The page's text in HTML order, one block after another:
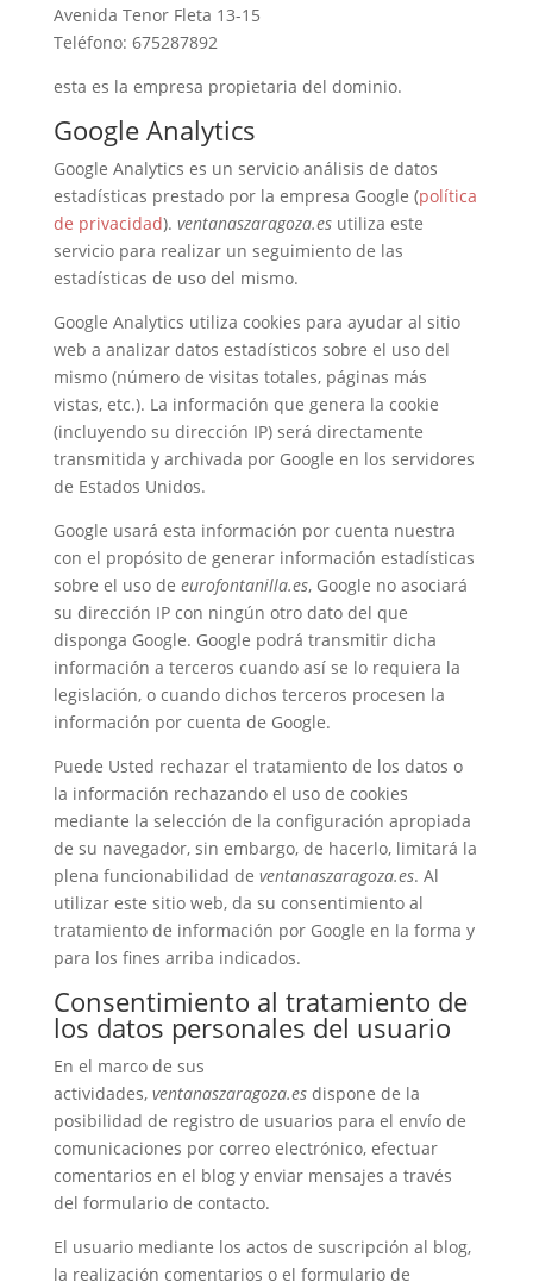
Avenida Tenor Fleta 13-15
Teléfono: 675287892
esta es la empresa propietaria del dominio.
Google Analytics
Google Analytics es un servicio análisis de datos
estadísticas prestado por la empresa Google (política
de privacidad). ventanaszaragoza.esutiliza este
servicio para realizar un seguimiento de las
estadísticas de uso del mismo.
Google Analytics utiliza cookies para ayudar al sitio
web a analizar datos estadísticos sobre el uso del
mismo (número de visitas totales, páginas más
vistas, etc.). La información que genera la cookie
(incluyendo su dirección IP) será directamente
transmitida y archivada por Google en los servidores
de Estados Unidos.
Google usará esta información por cuenta nuestra
con el propósito de generar información estadísticas
sobre el uso de eurofontanilla.es, Google no asociará
su dirección IP con ningún otro dato del que
disponga Google. Google podrá transmitir dicha
información a terceros cuando así se lo requiera la
legislación, o cuando dichos terceros procesen la
información por cuenta de Google.
Puede Usted rechazar el tratamiento de los datos o
la información rechazando el uso de cookies
mediante la selección de la configuración apropiada
de su navegador, sin embargo, de hacerlo, limitará la
plena funcionabilidad de ventanaszaragoza.es. Al
utilizar este sitio web, da su consentimiento al
tratamiento de información por Google en la forma y
para los fines arriba indicados.
Consentimiento al tratamiento de
los datos personales del usuario
En el marco de sus
actividades, ventanaszaragoza.esdispone de la
posibilidad de registro de usuarios para el envío de
comunicaciones por correo electrónico, efectuar
comentarios en el blog y enviar mensajes a través
del formulario de contacto.
El usuario mediante los actos de suscripción al blog,
la realización comentarios o el formulario de